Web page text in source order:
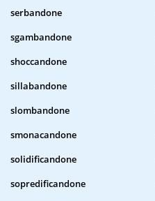
serbandone
sgambandone
shoccandone
sillabandone
slombandone
smonacandone
solidificandone
sopredificandone